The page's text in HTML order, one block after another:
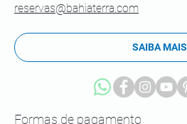
Formas de pagamento
SAIBA MAIS
reservas@bahiaterra.com